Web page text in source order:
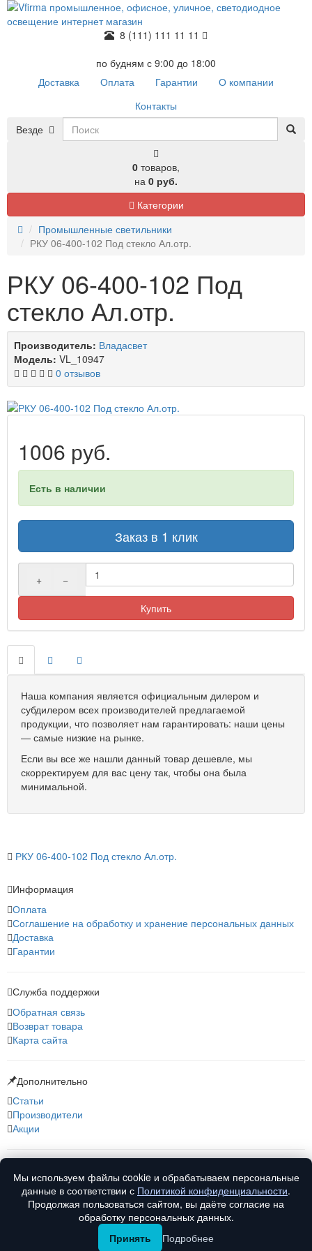
8 (111) 111 11 11
по будням с 9:00 до 18:00
Доставка
Оплата Гарантии
О компании
Контакты
Везде
0 товаров,
на 0 руб.
Категории
Промышленные светильники
РКУ 06-400-102 Под стекло Ал.отр.
РКУ 06-400-102 Под
стекло Ал.отр.
Производитель: Владасвет
Модель: VL_10947
0 отзывов
1006 руб.
Есть в наличии
Заказ в 1 клик
+ −
Купить
Наша компания является официальным дилером и
субдилером всех производителей предлагаемой
продукции, что позволяет нам гарантировать: наши цены
— самые низкие на рынке.
Если вы все же нашли данный товар дешевле, мы
скорректируем для вас цену так, чтобы она была
минимальной.
РКУ 06-400-102 Под стекло Ал.отр.
Информация
Оплата
Соглашение на обработку и хранение персональных данных
Доставка
Гарантии
Служба поддержки
Обратная связь
Возврат товара
Карта сайта
Дополнительно
Статьи
Производители
Акции
О компании
Контакты
Мы используем файлы cookie и обрабатываем персональные
данные в соответствии с Политикой конфиденциальности.
Продолжая пользоваться сайтом, вы даёте согласие на
обработку персональных данных.
Принять
Подробнее